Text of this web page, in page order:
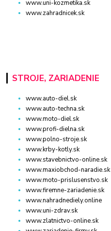
www.uni-kozmetika.sk
www.zahradnicek.sk
STROJE, ZARIADENIE
www.auto-diel.sk
www.auto-techna.sk
www.moto-diel.sk
www.profi-dielna.sk
www.polno-stroje.sk
www.krby-kotly.sk
www.stavebnictvo-online.sk
www.maxiobchod-naradie.sk
www.moto-prislusenstvo.sk
www.firemne-zariadenie.sk
www.nahradnediely.online
www.uni-zdrav.sk
www.zlatnictvo-online.sk